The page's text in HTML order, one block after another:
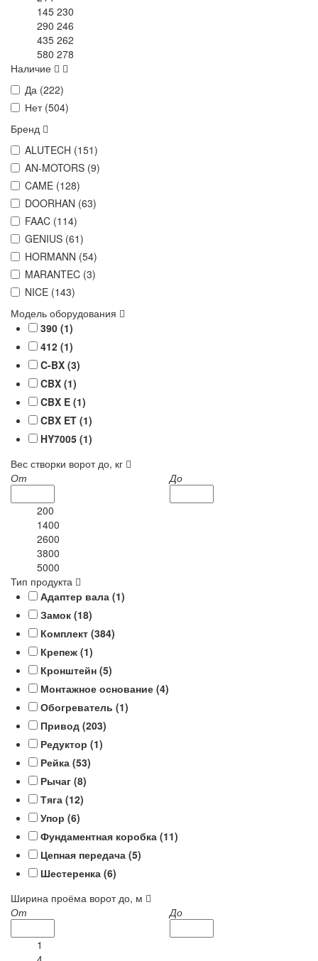
145 230
290 246
435 262
580 278
Наличие
Да (222)
Нет (504)
Бренд
ALUTECH (151)
AN-MOTORS (9)
CAME (128)
DOORHAN (63)
FAAC (114)
GENIUS (61)
HORMANN (54)
MARANTEC (3)
NICE (143)
Модель оборудования
390 (1)
412 (1)
C-BX (3)
CBX (1)
CBX E (1)
CBX ET (1)
HY7005 (1)
Вес створки ворот до, кг
От
До
200
1400
2600
3800
5000
Тип продукта
Адаптер вала (1)
Замок (18)
Комплект (384)
Крепеж (1)
Кронштейн (5)
Монтажное основание (4)
Обогреватель (1)
Привод (203)
Редуктор (1)
Рейка (53)
Рычаг (8)
Тяга (12)
Упор (6)
Фундаментная коробка (11)
Цепная передача (5)
Шестеренка (6)
Ширина проёма ворот до, м
От
До
1